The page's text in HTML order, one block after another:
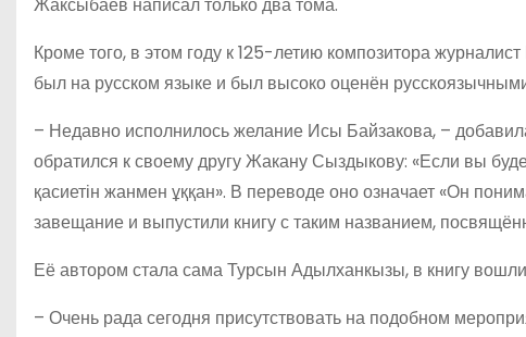
Жаксыбаев написал только два тома.
Кроме того, в этом году к 125-летию композитора
был на русском языке и был высоко оценён
– Недавно исполнилось желание Исы Байзакова, –
обратился к своему другу Жакану Сыздыкову: «Если вы
қасиетін жанмен ұққан». В переводе оно означает «Он
завещание и выпустили книгу с таким названием,
Её автором стала сама Турсын Адылханкызы, в книгу
– Очень рада сегодня присутствовать на подобном